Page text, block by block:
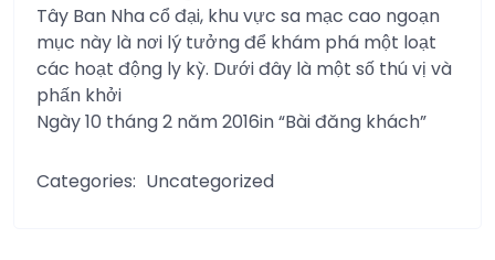
Tây Ban Nha cổ đại, khu vực sa mạc cao ngoạn
mục này là nơi lý tưởng để khám phá một loạt
các hoạt động ly kỳ. Dưới đây là một số thú vị và
phấn khởi
Ngày 10 tháng 2 năm 2016in “Bài đăng khách”
Categories: Uncategorized